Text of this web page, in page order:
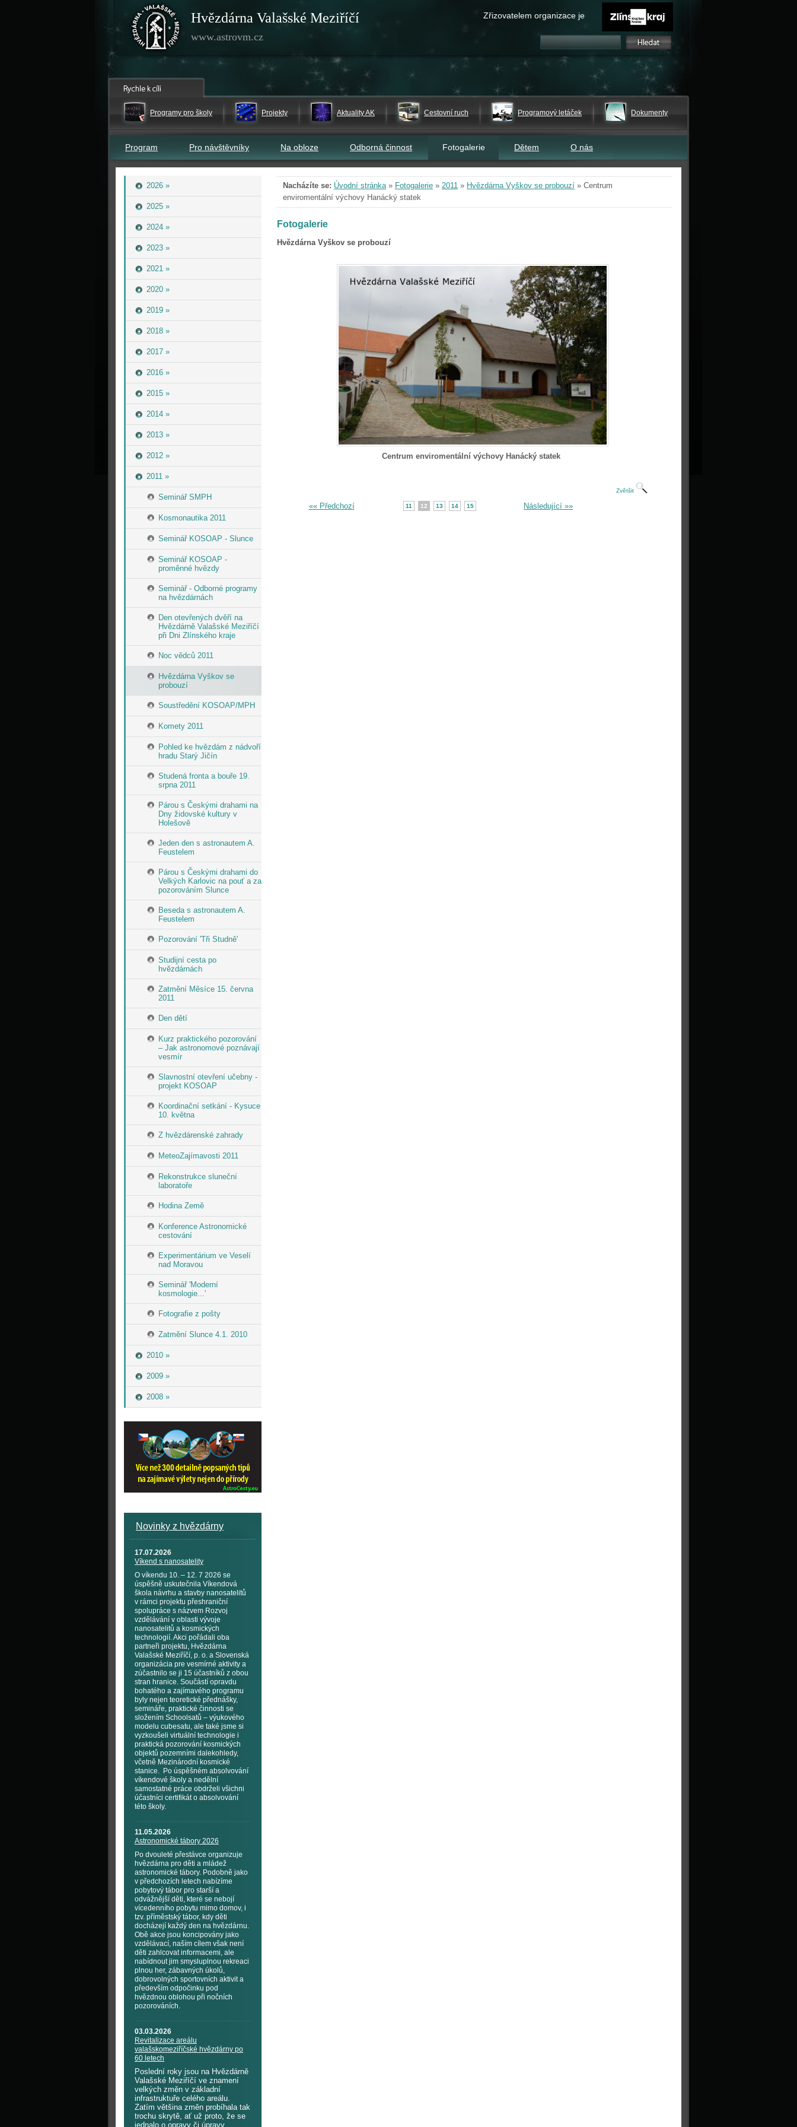
Hvězdárna Valašské Meziříčí
www.astrovm.cz
Zřizovatelem organizace je
Programy pro školy Projekty Aktuality AK Cestovní ruch Programový letáček Dokumenty
Program Pro návštěvníky Na obloze Odborná činnost Fotogalerie Dětem O nás
2026 »
2025 »
2024 »
2023 »
2021 »
2020 »
2019 »
2018 »
2017 »
2016 »
2015 »
2014 »
2013 »
2012 »
2011 »
Seminář SMPH
Kosmonautika 2011
Seminář KOSOAP - Slunce
Seminář KOSOAP -
proměnné hvězdy
Seminář - Odborné programy
na hvězdárnách
Den otevřených dvěří na
Hvězdárně Valašské Meziříčí
při Dni Zlínského kraje
Noc vědců 2011
Hvězdárna Vyškov se
probouzí
Soustředění KOSOAP/MPH
Komety 2011
Pohled ke hvězdám z nádvoří
hradu Starý Jičín
Studená fronta a bouře 19.
srpna 2011
Párou s Českými drahami na
Dny židovské kultury v
Holešově
Jeden den s astronautem A.
Feustelem
Párou s Českými drahami do
Velkých Karlovic na pouť a za
pozorováním Slunce
Beseda s astronautem A.
Feustelem
Pozorování 'Tři Studně'
Studijní cesta po
hvězdárnách
Zatmění Měsíce 15. června
2011
Den dětí
Kurz praktického pozorování
– Jak astronomové poznávají
vesmír
Slavnostní otevření učebny -
projekt KOSOAP
Koordinační setkání - Kysuce
10. května
Z hvězdárenské zahrady
MeteoZajímavosti 2011
Rekonstrukce sluneční
laboratoře
Hodina Země
Konference Astronomické
cestování
Experimentárium ve Veselí
nad Moravou
Seminář 'Moderní
kosmologie...'
Fotografie z pošty
Zatmění Slunce 4.1. 2010
2010 »
2009 »
2008 »
Novinky z hvězdárny
17.07.2026
Víkend s nanosatelity
O víkendu 10. – 12. 7 2026 se
úspěšně uskutečnila Víkendová
škola návrhu a stavby nanosatelitů
v rámci projektu přeshraniční
spolupráce s názvem Rozvoj
vzdělávání v oblasti vývoje
nanosatelitů a kosmických
technologií. Akci pořádali oba
partneři projektu, Hvězdárna
Valašské Meziříčí, p. o. a Slovenská
organizácia pre vesmírné aktivity a
zúčastnilo se ji 15 účastníků z obou
stran hranice. Součástí opravdu
bohatého a zajímavého programu
byly nejen teoretické přednášky,
semináře, praktické činnosti se
složením Schoolsatů – výukového
modelu cubesatu, ale také jsme si
vyzkoušeli virtuální technologie i
praktická pozorování kosmických
objektů pozemními dalekohledy,
včetně Mezinárodní kosmické
stanice. Po úspěšném absolvování
víkendové školy a nedělní
samostatné práce obdrželi všichni
účastníci certifikát o absolvování
této školy.
11.05.2026
Astronomické tábory 2026
Po dvouleté přestávce organizuje
hvězdárna pro děti a mládež
astronomické tábory. Podobně jako
v předchozích letech nabízíme
pobytový tábor pro starší a
odvážnější děti, které se nebojí
vícedenního pobytu mimo domov, i
tzv. příměstský tábor, kdy děti
docházejí každý den na hvězdárnu.
Obě akce jsou koncipovány jako
vzdělávací, naším cílem však není
děti zahlcovat informacemi, ale
nabídnout jim smysluplnou rekreaci
plnou her, zábavných úkolů,
dobrovolných sportovních aktivit a
především odpočinku pod
hvězdnou oblohou při nočních
pozorováních.
03.03.2026
Revitalizace areálu
valašskomeziříčské hvězdárny po
60 letech
Poslední roky jsou na Hvězdárně
Valašské Meziříčí ve znamení
velkých změn v základní
infrastruktuře celého areálu.
Zatím většina změn probíhala tak
trochu skrytě, ať už proto, že se
jednalo o opravy či úpravy
Nacházíte se: Úvodní stránka» Fotogalerie » 2011 » Hvězdárna Vyškov se probouzí » Centrum
enviromentální výchovy Hanácký statek
Fotogalerie
Hvězdárna Vyškov se probouzí
Centrum enviromentální výchovy Hanácký statek
Zvětšit
«« Předchozí 11 12 13 14 15 Následující »»